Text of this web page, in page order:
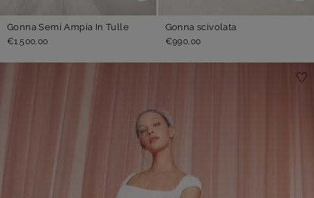
Gonna Semi Ampia In Tulle
€1.500,00
Gonna scivolata
€990,00